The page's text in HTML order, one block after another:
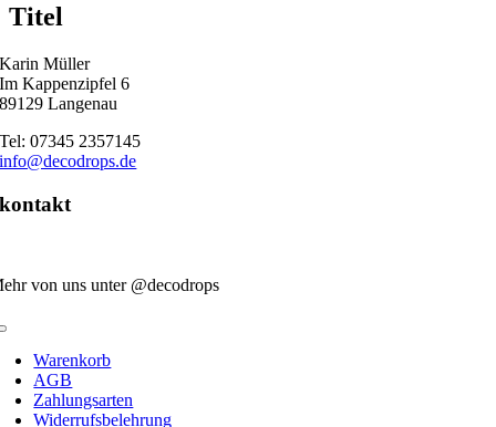
view
Titel
Karin Müller
Im Kappenzipfel 6
89129 Langenau
Tel: 07345 2357145
info@decodrops.de
kontakt
von uns unter @decodrops
Warenkorb
AGB
Zahlungsarten
Widerrufsbelehrung